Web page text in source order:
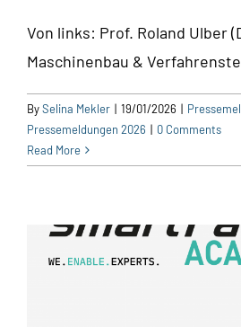
Von links: Prof. Roland Ulber
Maschinenbau &
BySelina Mekler | 19/01/2026 |
Pressemeldungen 2026 | 0 Comments
Read More